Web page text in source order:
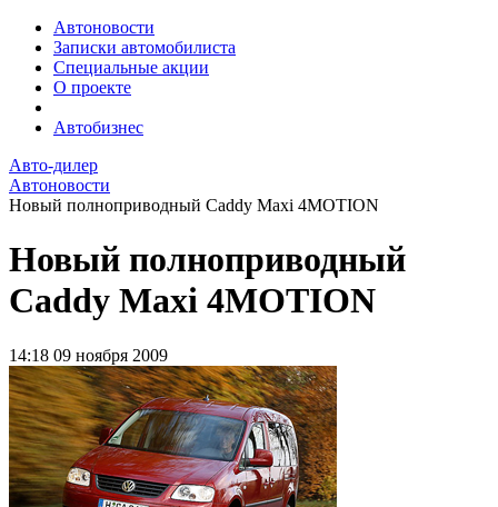
Автоновости
Записки автомобилиста
Специальные акции
О проекте
Автобизнес
Авто-дилер
Автоновости
Новый полноприводный Caddy Maxi 4MOTION
Новый полноприводный
Caddy Maxi 4MOTION
14:18 09 ноября 2009